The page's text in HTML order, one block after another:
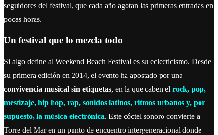
seguidores del festival, que cada año agotan las primeras entradas en
pocas horas.
Un festival que lo mezcla todo
Si algo define al Weekend Beach Festival es su eclecticismo. Desde
su primera edición en 2014, el evento ha apostado por una
convivencia musical sin etiquetas, en la que caben el rock, pop,
mestizaje, hip hop, rap, sonidos latinos, ritmos urbanos y, por
supuesto, la música electrónica. Este cóctel sonoro convierte a
Torre del Mar en un punto de encuentro intergeneracional donde